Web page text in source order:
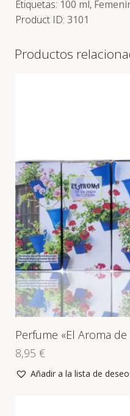
Etiquetas: 100 ml,
Product ID: 3101
Productos
Perfume «El Aroma
8,95 €
Añadir a la lista de